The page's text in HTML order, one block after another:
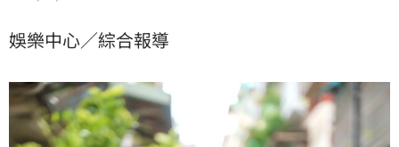
娛樂中心／綜合報導